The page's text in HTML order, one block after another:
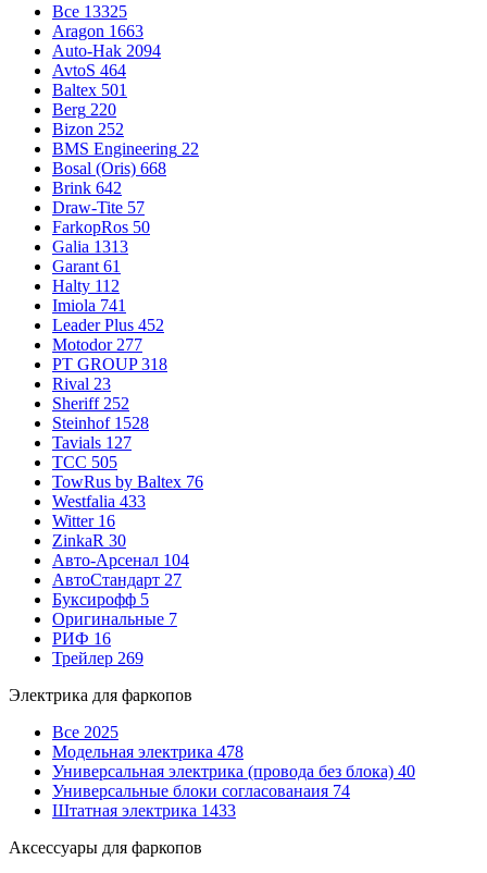
Все 13325
Aragon 1663
Auto-Hak 2094
AvtoS 464
Baltex 501
Berg 220
Bizon 252
BMS Engineering 22
Bosal (Oris) 668
Brink 642
Draw-Tite 57
FarkopRos 50
Galia 1313
Garant 61
Halty 112
Imiola 741
Leader Plus 452
Motodor 277
PT GROUP 318
Rival 23
Sheriff 252
Steinhof 1528
Tavials 127
TCC 505
TowRus by Baltex 76
Westfalia 433
Witter 16
ZinkaR 30
Авто-Арсенал 104
АвтоСтандарт 27
Буксирофф 5
Оригинальные 7
РИФ 16
Трейлер 269
Электрика для фаркопов
Все 2025
Модельная электрика 478
Универсальная электрика (провода без блока) 40
Универсальные блоки согласованаия 74
Штатная электрика 1433
Аксессуары для фаркопов